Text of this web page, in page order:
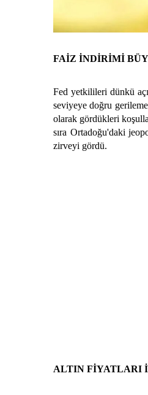
FAİZ İNDİRİMİ
Fed yetkilileri dünkü
seviyeye doğru
olarak gördükleri
sıra Ortadoğu'daki
zirveyi gördü.
ALTIN FİYATLARI